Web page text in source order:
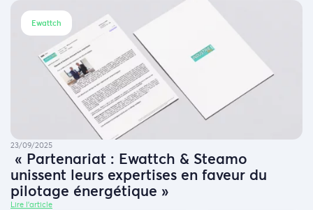
Ewattch
23/09/2025
« Partenariat : Ewattch & Steamo
unissent leurs expertises en faveur du
pilotage énergétique »
Lire l'article